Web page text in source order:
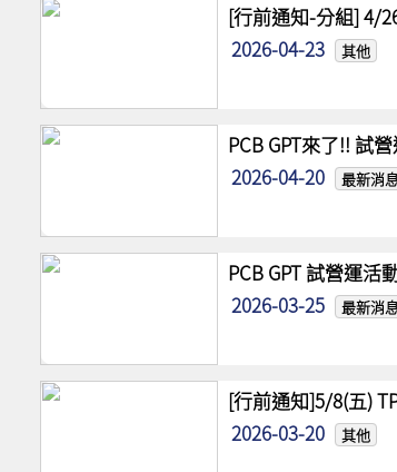
[行前通知-分組] 4/
2026-04-23
其他
PCB GPT來了!! 試
2026-04-20
最新消
PCB GPT 試營運活
2026-03-25
最新消
[行前通知]5/8(五)
2026-03-20
其他